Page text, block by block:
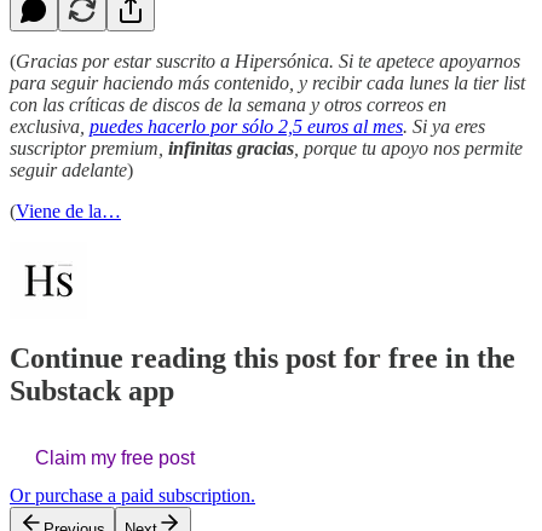
(Gracias por estar suscrito a Hipersónica. Si te apetece apoyarnos
para seguir haciendo más contenido, y recibir cada lunes la tier list
con las críticas de discos de la semana y otros correos en
exclusiva, puedes hacerlo por sólo 2,5 euros al mes. Si ya eres
suscriptor premium, infinitas gracias , porque tu apoyo nos permite
seguir adelante)
(Viene de la…
Continue reading this post for free in the
Substack app
Claim my free post
Or purchase a paid subscription.